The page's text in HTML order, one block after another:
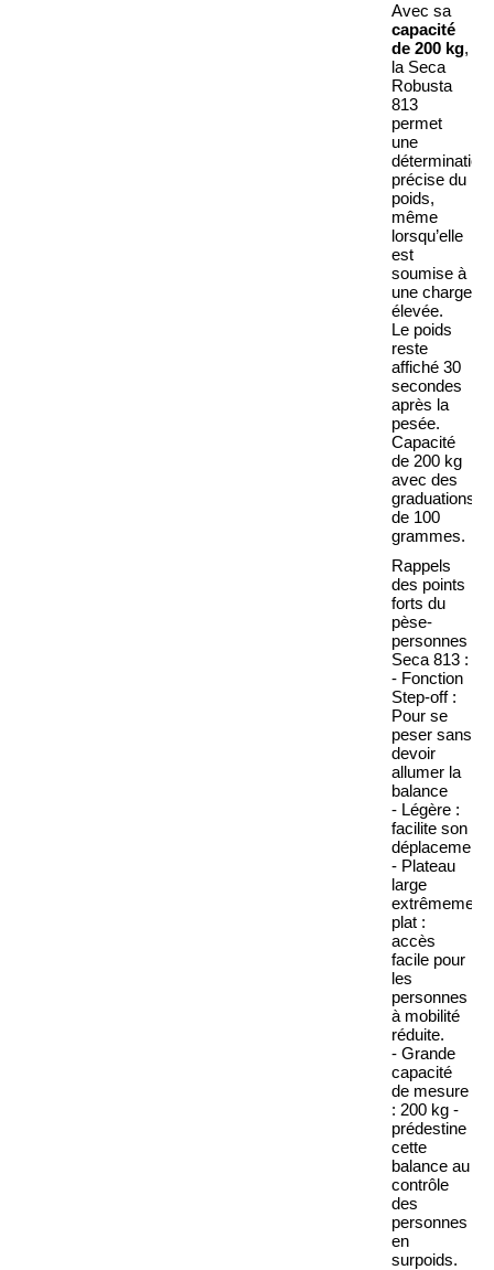
Avec sa
capacité
de 200 kg,
la Seca
Robusta
813
permet
une
détermination
précise du
poids,
même
lorsqu’elle
est
soumise à
une charge
élevée.
Le poids
reste
affiché 30
secondes
après la
pesée.
Capacité
de 200 kg
avec des
graduations
de 100
grammes.
Rappels
des points
forts du
pèse-
personnes
Seca 813 :
- Fonction
Step-off:
Pour se
peser sans
devoir
allumer la
balance
- Légère :
facilite son
déplacement.
- Plateau
large
extrêmement
plat :
accès
facile pour
les
personnes
à mobilité
réduite.
- Grande
capacité
de mesure
: 200 kg -
prédestine
cette
balance au
contrôle
des
personnes
en
surpoids.